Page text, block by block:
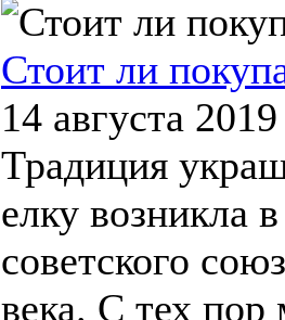
Стоит ли
14 августа 2019
Традиция
елку возникла
советского
века. С тех пор